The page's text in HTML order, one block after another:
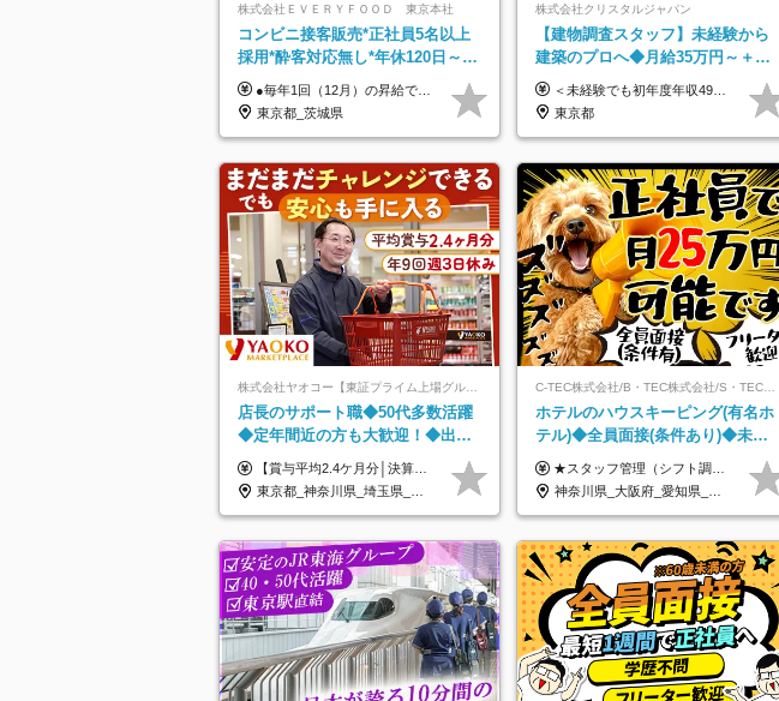
株式会社ＥＶＥＲＹＦＯＯＤ 東京本社
コンビニ接客販売*正社員5名以上
採用*酔客対応無し*年休120日～*
創業59年の安定基盤*コンビニ経験
者優遇
●毎年1回（12月）の昇給で給与にしっかり反映！ ●賞与年2回あり（6月・12月） 月給26万円＋賞与年2回＋交通費全額支給 役職の有無にかかわらず、日々の頑張りは正当に評価します！ リーダー・店長昇格後は等級に合わせて給与UP＋役職手当があるので、 納得感を持って働くことができます◎ ※経験・スキルを考慮の上、決定します ※上記金額には固定残業代（21時間分・3万7300円以上）を含みます。超過分は別途全額支給します ※試用期間3ヶ月間あり（期間中の給与・待遇に差異はありません）
東京都_茨城県
株式会社クリスタルジャパン
【建物調査スタッフ】未経験から
建築のプロへ◆月給35万円～＋賞
与年2回◆官公庁・UR直取引◆残
業月10h
＜未経験でも初年度年収490万円～＞ ◆月給35万円～65万円＋賞与年2回（7月・12月） 【なぜ未経験に35万円を払えるのか】 UR都市機構様・日本郵政様・官公庁との直取引で中間マージンがなく、修繕・緊急対応だけで年4,000～5,000件。仕事が途切れない基盤があるため、調査を担う人材に相応の給与を支払えます。 【昇給について】 年齢や社歴ではなく、成長と貢献に応じて昇給する仕組みです。1回の昇給で年収100万円UPした社員もいます。 ※経験・スキルに応じて加給・優遇いたします ※試用期間3ヶ月（その間の給与・待遇に差異はありません） ※上記月給には、固定残業代（月45時間分／8.8万円～16.5万円）を含みます。超過分は別途全額支給します ※実際の残業は月平均10時間程度です。固定残業代は残業の有無にかかわらず全額支給します 【固定残業代について】 固定残業45時間分（88,000円～165,000円）を含む ※超過分は別途全額支給
東京都
株式会社ヤオコー【東証プライム上場グループ】
店長のサポート職◆50代多数活躍
◆定年間近の方も大歓迎！◆出勤
はお昼から◆平均賞与2.4ヶ月分◆
残業少なめ
【賞与平均2.4ケ月分│決算賞与も20年以上連続で支給中！】 ＜月収例＞ 月収29万円（地域限定正社員／残業代・各種手当含む） 月収26万円（契約社員／残業代・各種手当含む） ◆月給：月給258,400円～361,500円＋残業代＋各種手当 ※給与は前職での経験、スキルを考慮し、決定します ※残業代は全額支給します ※契約社員としてご入社いただく方は、賞与額に差異あり。詳細は面接でお話しします ※試用期間3ヶ月あり。条件に変更はありません ※契約社員の場合：契約期間12カ月（更新あり） ※60歳未満でご入社いただいた方も、60歳になったタイミングで雇用形態は契約社員に切り替えとなります。
東京都_神奈川県_埼玉県_千葉県_茨城県_栃木県_群馬県
C-TEC株式会社/B・TEC株式会社/S・TEC株式会社【合同募集】
ホテルのハウスキーピング(有名ホ
テル)◆全員面接(条件あり)◆未経
験OK◆リゾート地も選べる◆月25
万円
★スタッフ管理（シフト調整など）の経験があれば【月給28万円以上】 ★賞与支給実績：基本給の2ヶ月分～3ヶ月分 ＝＝ライフスタイルに合わせて働き方を選べます＝＝ ■正社員 ＜未経験者＞月給25万円(寮なしの場合)～35万円＋賞与年2回 ＜経験者＞月給28万円～35万円＋賞与年2回 ※寮をご利用の場合は月給22万円～ ※経験やスキルに応じて決定します ※残業代全額支給 ※試用期間（3ヶ月間）中の雇用形態や待遇に差異はありません ※正社員の場合、転勤の可能性あり ■契約社員 月給22万円～＋残業代全額支給 ※契約社員の場合、賞与の支給および転勤の可能性はありません ※勤務時間や勤務日数の希望があればご相談に応じます ※試用期間なし ※契約の更新 有(勤務状況により判断する) 更新上限 有(通算契約期間の上限 1年/更新回数の上限 なし)
神奈川県_大阪府_愛知県_北海道_兵庫県_京都府_広島県_福岡県_大分県_宮崎県_鹿児島県_沖縄県